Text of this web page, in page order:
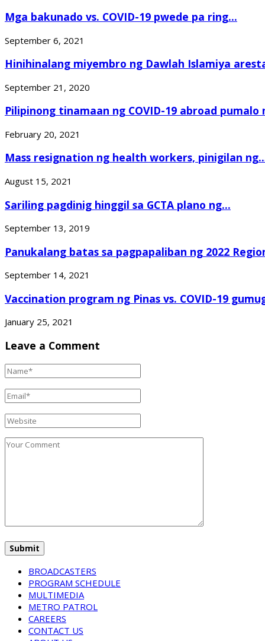
Mga bakunado vs. COVID-19 pwede pa ring...
September 6, 2021
Hinihinalang miyembro ng Dawlah Islamiya
September 21, 2020
Pilipinong tinamaan ng COVID-19 abroad pumalo
February 20, 2021
Mass resignation ng health workers, pinigilan
August 15, 2021
Sariling pagdinig hinggil sa GCTA plano ng...
September 13, 2019
Panukalang batas sa pagpapaliban ng 2022
September 14, 2021
Vaccination program ng Pinas vs. COVID-19
January 25, 2021
Leave a Comment
BROADCASTERS
PROGRAM SCHEDULE
MULTIMEDIA
METRO PATROL
CAREERS
CONTACT US